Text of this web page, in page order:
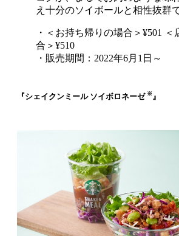
え十分のソイボールと相性抜群
・＜お持ち帰りの場合＞¥501 ＜
合＞¥510
・販売期間：2022年6月1日～
『シェイクンミール ソイボロネーゼ ※ 』